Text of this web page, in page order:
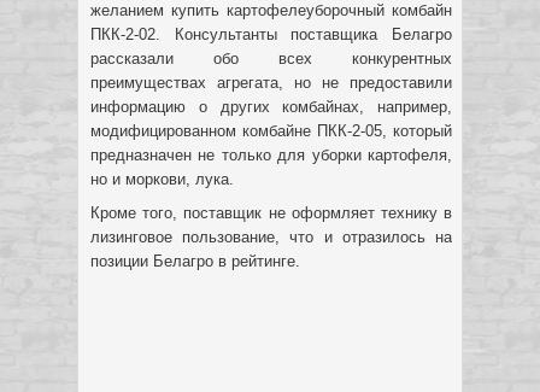
желанием купить картофелеуборочный комбайн
ПКК-2-02. Консультанты поставщика Белагро
рассказали обо всех конкурентных
преимуществах агрегата, но не предоставили
информацию о других комбайнах, например,
модифицированном комбайне ПКК-2-05, который
предназначен не только для уборки картофеля,
но и моркови, лука.
Кроме того, поставщик не оформляет технику в
лизинговое пользование, что и отразилось на
позиции Белагро в рейтинге.